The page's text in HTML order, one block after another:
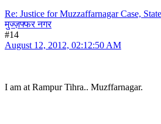
Re: Justice for Muzzaffarnagar Case,
मुज्ज़फ्फर नगर
#14
August 12, 2012, 02:12:50 AM
I am at Rampur Tihra.. Muzffarnagar.